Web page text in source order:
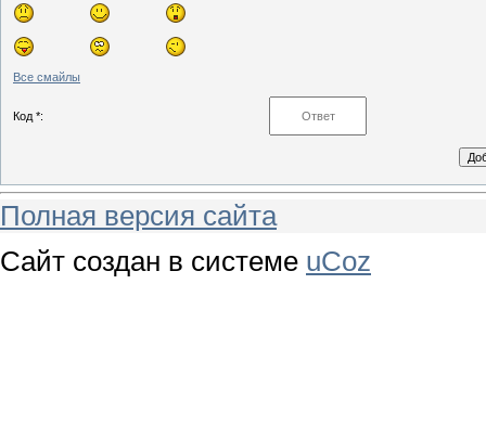
Все смайлы
Код *:
Полная версия сайта
Сайт создан в системе uCoz